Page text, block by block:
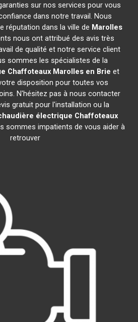
sur nos services pour vous
dans notre travail. Nous
réputation dans la ville de Marolles
nous ont attribué des avis très
de qualité et notre service client
sommes les spécialistes de la
Chaffoteaux Marolles en Brie et
disposition pour toutes vos
N'hésitez pas à nous contacter
gratuit pour l'installation ou la
électrique Chaffoteaux
sommes impatients de vous aider à
retrouver